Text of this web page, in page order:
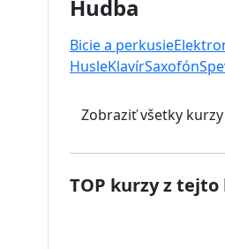
Hudba
Bicie a perkusie
HusleKlavírSaxofón
Zobraziť všetky kurzy
TOP kurzy z